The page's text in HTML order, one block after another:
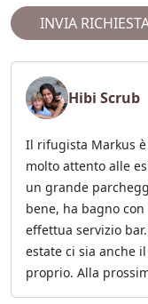
INVIA
Hibi Scrub
Il rifugista Markus
molto attento alle
un grande
bene, ha bagno
effettua servizio
estate ci sia anche
proprio. Alla